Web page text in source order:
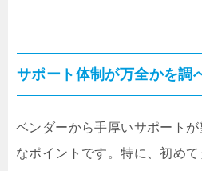
サポート体制が万全かを調
ベンダーから手厚いサポート
なポイントです。特に、初め